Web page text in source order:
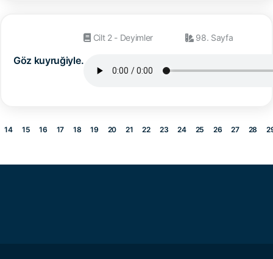
Göz kuyruğiyle.
Cilt 2 - Deyimler 98. Sayfa
14 15 16 17 18 19 20 21 22 23 24 25 26 27 28